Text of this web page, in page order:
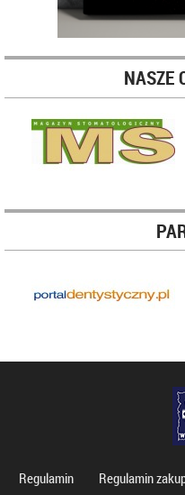
NASZE
Regulamin Regulamin